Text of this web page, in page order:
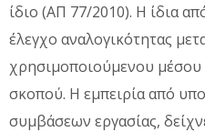
ίδιο (ΑΠ 77/2010). Η ίδια
έλεγχο αναλογικότητας
χρησιμοποιούμενου μέσου
σκοπού. Η εμπειρία από
συμβάσεων εργασίας,